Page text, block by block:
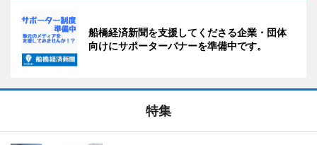
船橋経済新聞を支援してくださる企業・団体
向けにサポーターバナーを準備中です。
特集